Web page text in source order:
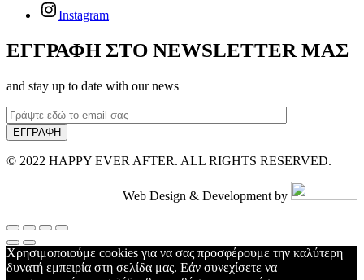
Instagram
ΕΓΓΡΑΦΗ ΣΤΟ NEWSLETTER ΜΑΣ
and stay up to date with our news
© 2022 HAPPY EVER AFTER. ALL RIGHTS RESERVED.
Web Design & Development by
Χρησιμοποιούμε cookies για να σας προσφέρουμε την καλύτερη
δυνατή εμπειρία στη σελίδα μας. Εάν συνεχίσετε να